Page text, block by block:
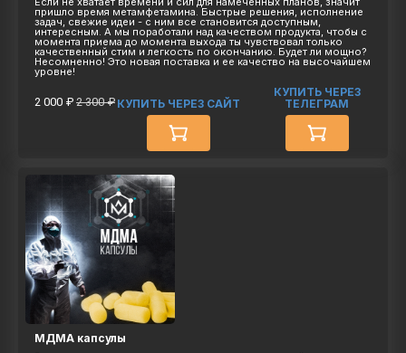
пришло время метамфетамина. Быстрые решения, исполнение
задач, свежие идеи - с ним все становится доступным,
интересным. А мы поработали над качеством продукта, чтобы с
момента приема до момента выхода ты чувствовал только
качественный стим и легкость по окончанию. Будет ли мощно?
Несомненно! Это новая поставка и ее качество на высочайшем
уровне!
2 000 ₽ 2 300 ₽ КУПИТЬ ЧЕРЕЗ САЙТ
КУПИТЬ ЧЕРЕЗ
ТЕЛЕГРАМ
МДМА капсулы